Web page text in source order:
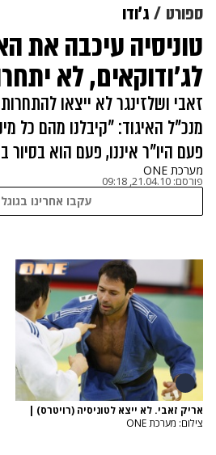
ספורט ג'ודו
טוניסיה עיכבה את
לג'ודוקאים, לא
זאבי ושלזינגר לא ייצאו
מנכ"ל האיגוד: "קיבלנו מהם כל
פעם היו"ר איננו, פעם הוא בסיור
מערכת ONE
פורסם: 21.04.10, 09:18
עקבו אחרינו בגוגל
אריק זאבי. לא ייצא לטוניסיה (רויטרס) |
צילום: מערכת ONE